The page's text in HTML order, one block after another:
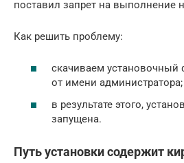
поставил запрет на выполнение
Как решить проблему:
скачиваем установочный
от имени администратора;
в результате этого,
запущена.
Путь установки содержит